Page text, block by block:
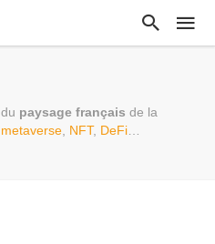
du paysage français de la
metaverse, NFT, DeFi…